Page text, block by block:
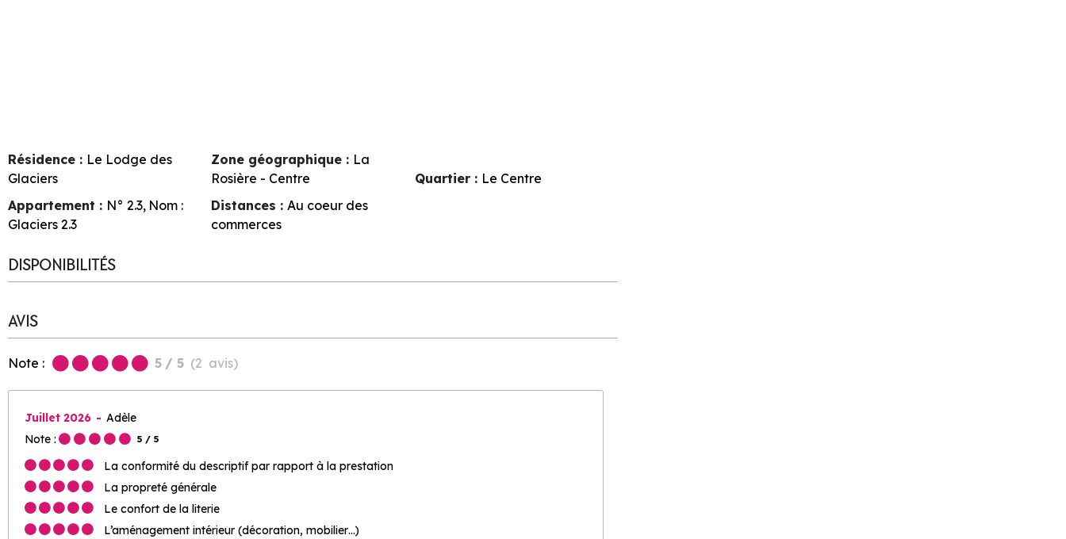
Résidence : Le Lodge des
Glaciers
Zone géographique : La
Rosière - Centre
Quartier : Le Centre
Appartement : N° 2.3 Nom :
Glaciers 2.3
Distances : Au coeur des
commerces
DISPONIBILITÉS
AVIS
Note : 5 / 5 (2 avis)
Juillet 2026
Adèle
Note :
5 / 5
La conformité du descriptif par rapport à la prestation
La propreté générale
Le confort de la literie
L’aménagement intérieur (décoration, mobilier…)